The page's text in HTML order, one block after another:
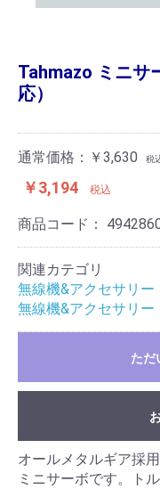
Tahmazo ミニサ
応）
通常価格：￥3,630 税
￥3,194 税込
商品コード：
関連カテゴリ
無線機&アクセサリー
無線機&アクセサリー
ただ
オールメタルギア採
ミニサーボです。ト